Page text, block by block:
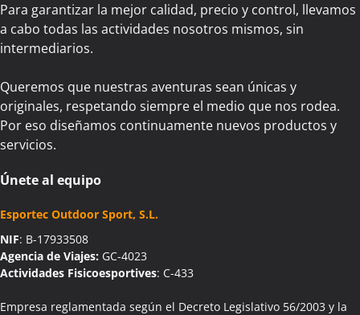
Para garantizar la mejor calidad, precio y control, llevamos
a cabo todas las actividades nosotros mismos, sin
intermediarios.
Queremos que nuestras aventuras sean únicas y
originales, respetando siempre el medio que nos rodea.
Por eso diseñamos continuamente nuevos productos y
servicios.
Únete al equipo
Esportec Outdoor Sport, S.L.
NIF: B-17933508
Agencia de Viajes: GC-4023
Actividades Fisicoesportives: C-433
Empresa reglamentada según el Decreto Legislativo 56/2003 y la